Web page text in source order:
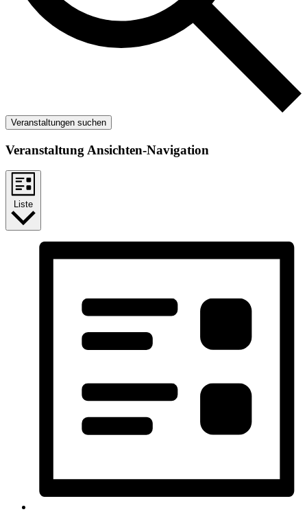
Veranstaltungen suchen
Veranstaltung Ansichten-Navigation
Liste